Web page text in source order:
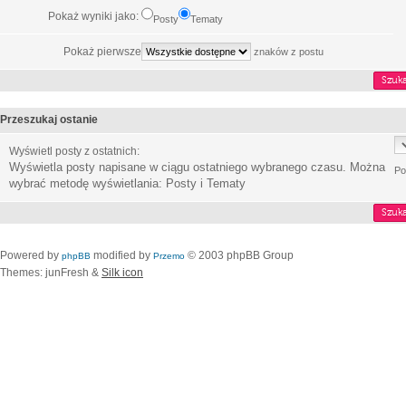
Pokaż wyniki jako: Posty Tematy
Pokaż pierwsze znaków z postu
Przeszukaj ostanie
Wyświetl posty z ostatnich:
Wyświetla posty napisane w ciągu ostatniego wybranego czasu. Można
wybrać metodę wyświetlania: Posty i Tematy
Powered by phpBB modified by Przemo © 2003 phpBB Group
Themes: junFresh & Silk icon